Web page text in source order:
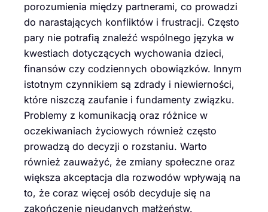
porozumienia między partnerami, co prowadzi
do narastających konfliktów i frustracji. Często
pary nie potrafią znaleźć wspólnego języka w
kwestiach dotyczących wychowania dzieci,
finansów czy codziennych obowiązków. Innym
istotnym czynnikiem są zdrady i niewierności,
które niszczą zaufanie i fundamenty związku.
Problemy z komunikacją oraz różnice w
oczekiwaniach życiowych również często
prowadzą do decyzji o rozstaniu. Warto
również zauważyć, że zmiany społeczne oraz
większa akceptacja dla rozwodów wpływają na
to, że coraz więcej osób decyduje się na
zakończenie nieudanych małżeństw.